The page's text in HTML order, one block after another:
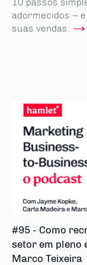
adormecidos –
suas vendas. →
#95 - Como
setor em pleno
Marco Teixeira